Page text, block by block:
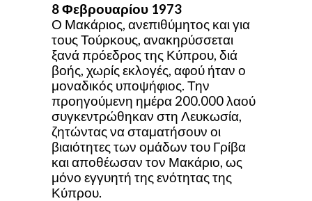
8 Φεβρουαρίου 1973
Ο Μακάριος, ανεπιθύμητος και για
τους Τούρκους, ανακηρύσσεται
ξανά πρόεδρος της Κύπρου, διά
βοής, χωρίς εκλογές, αφού ήταν ο
μοναδικός υποψήφιος. Την
προηγούμενη ημέρα 200.000 λαού
συγκεντρώθηκαν στη Λευκωσία,
ζητώντας να σταματήσουν οι
βιαιότητες των ομάδων του Γρίβα
και αποθέωσαν τον Μακάριο, ως
μόνο εγγυητή της ενότητας της
Κύπρου.